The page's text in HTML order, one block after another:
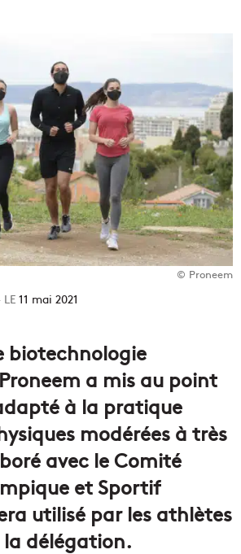
© Proneem
11 mai 2021
biotechnologie
a mis au point
à la pratique
modérées à très
avec le Comité
et Sportif
utilisé par les athlètes
délégation.